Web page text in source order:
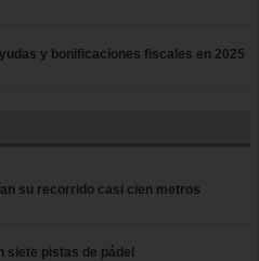
y bonificaciones fiscales en 2025
su recorrido casi cien metros
siete pistas de pádel